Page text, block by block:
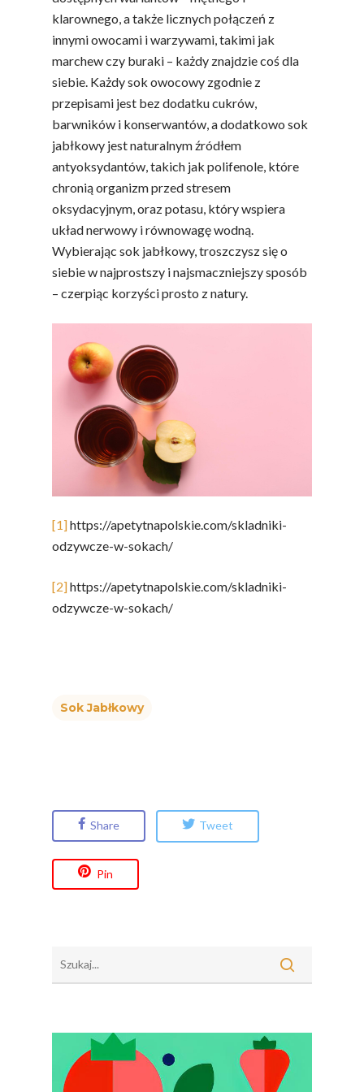
klarownego, a także licznych połączeń z
innymi owocami i warzywami, takimi jak
marchew czy buraki – każdy znajdzie coś dla
siebie. Każdy sok owocowy zgodnie z
przepisami jest bez dodatku cukrów,
barwników i konserwantów, a dodatkowo sok
jabłkowy jest naturalnym źródłem
antyoksydantów, takich jak polifenole, które
chronią organizm przed stresem
oksydacyjnym, oraz potasu, który wspiera
układ nerwowy i równowagę wodną.
Wybierając sok jabłkowy, troszczysz się o
siebie w najprostszy i najsmaczniejszy sposób
– czerpiąc korzyści prosto z natury.
[1]https://apetytnapolskie.com/skladniki-
odzywcze-w-sokach/
[2]https://apetytnapolskie.com/skladniki-
odzywcze-w-sokach/
Sok Jabłkowy
Share Tweet
Pin
Polskie